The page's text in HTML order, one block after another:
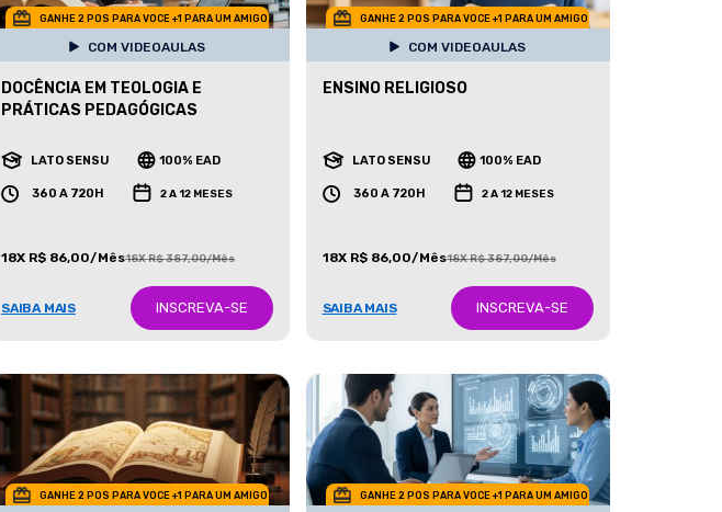
GANHE 2 POS PARA VOCE +1 PARA UM AMIGO
COM VIDEOAULAS
DOCÊNCIA EM TEOLOGIA E
PRÁTICAS PEDAGÓGICAS
LATO SENSU 100% EAD
360 A 720H 2 A 12 MESES
18X R$ 86,00/Mês18X R$ 387,00/Mês
SAIBA MAIS INSCREVA-SE
GANHE 2 POS PARA VOCE +1 PARA UM AMIGO
COM VIDEOAULAS
ENSINO RELIGIOSO
LATO SENSU 100% EAD
360 A 720H 2 A 12 MESES
18X R$ 86,00/Mês18X R$ 387,00/Mês
SAIBA MAIS INSCREVA-SE
GANHE 2 POS PARA VOCE +1 PARA UM AMIGO GANHE 2 POS PARA VOCE +1 PARA UM AMIGO